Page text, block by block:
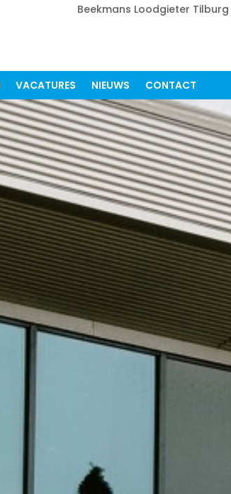
Beekmans Loodgieter Tilburg
VACATURES NIEUWS CONTACT